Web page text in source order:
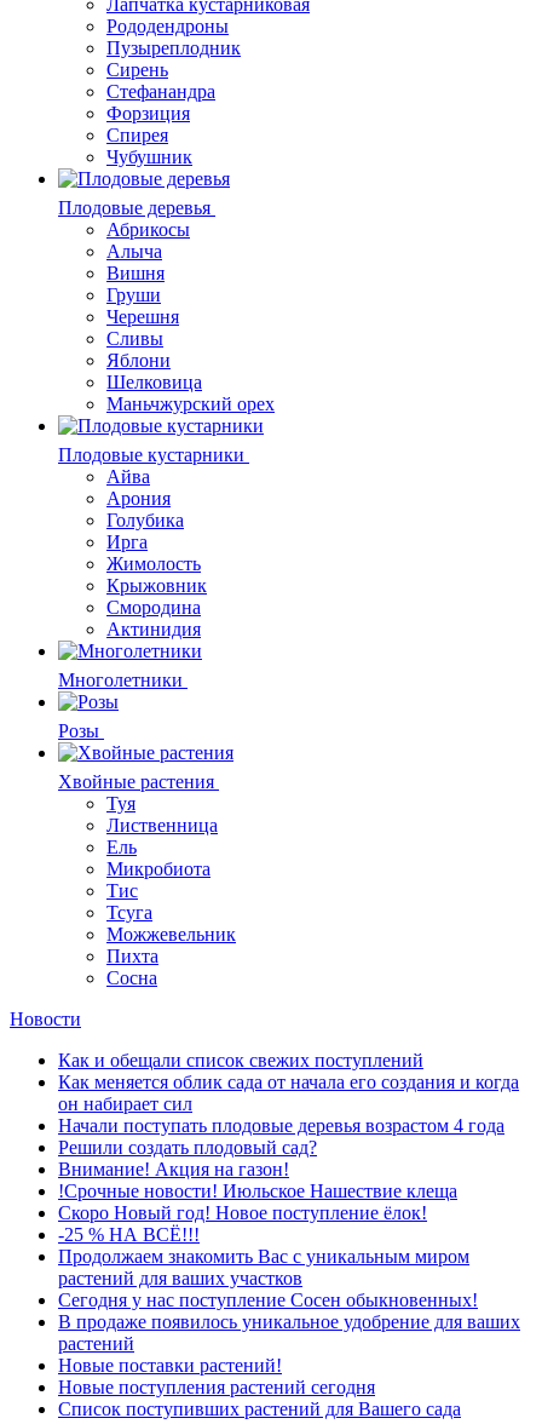
Рододендроны
Пузыреплодник
Сирень
Стефанандра
Форзиция
Спирея
Чубушник
Плодовые деревья
Абрикосы
Алыча
Вишня
Груши
Черешня
Сливы
Яблони
Шелковица
Маньчжурский орех
Плодовые кустарники
Айва
Арония
Голубика
Ирга
Жимолость
Крыжовник
Смородина
Актинидия
Многолетники
Розы
Хвойные растения
Туя
Лиственница
Ель
Микробиота
Тис
Тсуга
Можжевельник
Пихта
Сосна
Новости
Как и обещали список свежих поступлений
Как меняется облик сада от начала его создания и когда
он набирает сил
Начали поступать плодовые деревья возрастом 4 года
Решили создать плодовый сад?
Внимание! Акция на газон!
!Срочные новости! Июльское Нашествие клеща
Скоро Новый год! Новое поступление ёлок!
-25 % НА ВСЁ!!!
Продолжаем знакомить Вас с уникальным миром
растений для ваших участков
Сегодня у нас поступление Сосен обыкновенных!
В продаже появилось уникальное удобрение для ваших
растений
Новые поставки растений!
Новые поступления растений сегодня
Список поступивших растений для Вашего сада